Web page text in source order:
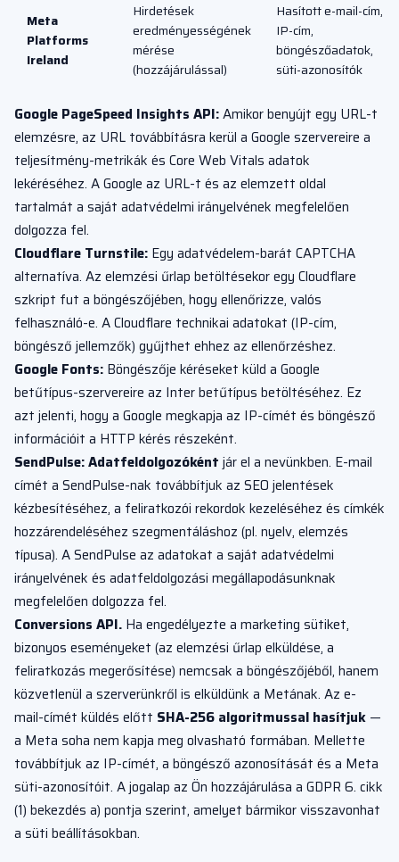
Meta
Platforms
Ireland
Hirdetések
eredményességének
mérése
(hozzájárulással)
Hasított e-mail-cím,
IP-cím,
böngészőadatok,
süti-azonosítók
Google PageSpeed Insights API:Amikor benyújt egy URL-t
elemzésre, az URL továbbításra kerül a Google szervereire a
teljesítmény-metrikák és Core Web Vitals adatok
lekéréséhez. A Google az URL-t és az elemzett oldal
tartalmát a saját adatvédelmi irányelvének megfelelően
dolgozza fel.
Cloudflare Turnstile: Egy adatvédelem-barát CAPTCHA
alternatíva. Az elemzési űrlap betöltésekor egy Cloudflare
szkript fut a böngészőjében, hogy ellenőrizze, valós
felhasználó-e. A Cloudflare technikai adatokat (IP-cím,
böngésző jellemzők) gyűjthet ehhez az ellenőrzéshez.
Google Fonts: Böngészője kéréseket küld a Google
betűtípus-szervereire az Inter betűtípus betöltéséhez. Ez
azt jelenti, hogy a Google megkapja az IP-címét és böngésző
információit a HTTP kérés részeként.
SendPulse:Adatfeldolgozóként jár el a nevünkben. E-mail
címét a SendPulse-nak továbbítjuk az SEO jelentések
kézbesítéséhez, a feliratkozói rekordok kezeléséhez és címkék
hozzárendeléséhez szegmentáláshoz (pl. nyelv, elemzés
típusa). A SendPulse az adatokat a saját adatvédelmi
irányelvének és adatfeldolgozási megállapodásunknak
megfelelően dolgozza fel.
Conversions API. Ha engedélyezte a marketing sütiket,
bizonyos eseményeket (az elemzési űrlap elküldése, a
feliratkozás megerősítése) nemcsak a böngészőjéből, hanem
közvetlenül a szerverünkről is elküldünk a Metának. Az e-
mail-címét küldés előtt SHA-256 algoritmussal hasítjuk —
a Meta soha nem kapja meg olvasható formában. Mellette
továbbítjuk az IP-címét, a böngésző azonosítását és a Meta
süti-azonosítóit. A jogalap az Ön hozzájárulása a GDPR 6. cikk
(1) bekezdés a) pontja szerint, amelyet bármikor visszavonhat
a süti beállításokban.